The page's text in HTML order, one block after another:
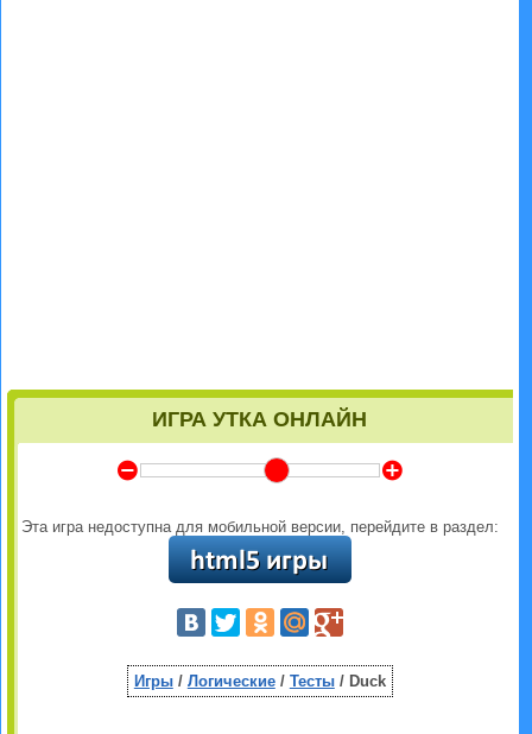
ИГРА УТКА ОНЛАЙН
Y Z
Эта игра недоступна для мобильной версии, перейдите в раздел:
Игры/ Логические/ Тесты/ Duck